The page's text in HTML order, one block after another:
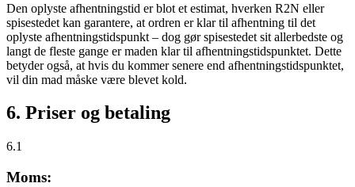
Den oplyste afhentningstid er blot et estimat, hverken R2N eller
spisestedet kan garantere, at ordren er klar til afhentning til det
oplyste afhentningstidspunkt – dog gør spisestedet sit allerbedste og
langt de fleste gange er maden klar til afhentningstidspunktet. Dette
betyder også, at hvis du kommer senere end afhentningstidspunktet,
vil din mad måske være blevet kold.
6. Priser og betaling
6.1
Moms: